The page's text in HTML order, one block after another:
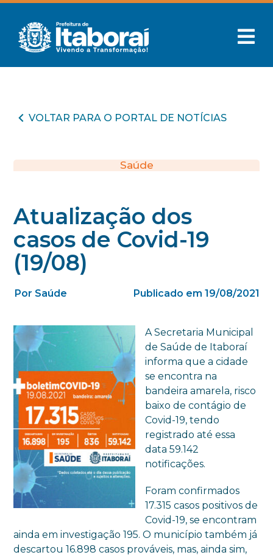
VOLTAR PARA O PORTAL DE NOTÍCIAS
Saúde
Atualização dos
casos de Covid-19
(19/08)
Por Saúde Publicado em 19/08/2021
A Secretaria Municipal
de Saúde de Itaboraí
informa que a cidade
se encontra na
bandeira amarela, risco
baixo de contágio de
Covid-19, tendo
registrado até essa
data 59.142
notificações.
Foram confirmados
17.315 casos positivos de
Covid-19, se encontram
ainda em investigação 195. O município também já
descartou 16.898 casos prováveis, mas, ainda sim,